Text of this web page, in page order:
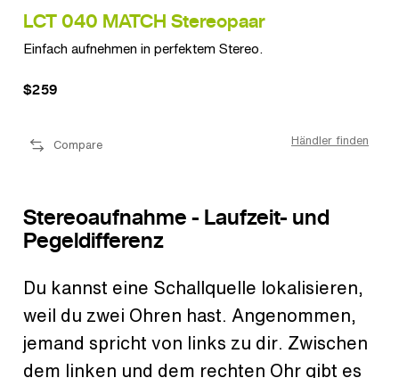
LCT 040 MATCH Stereopaar
Einfach aufnehmen in perfektem Stereo.
$259
Compare Händler finden
Stereoaufnahme - Laufzeit- und
Pegeldifferenz
Du kannst eine Schallquelle lokalisieren,
weil du zwei Ohren hast. Angenommen,
jemand spricht von links zu dir. Zwischen
dem linken und dem rechten Ohr gibt es